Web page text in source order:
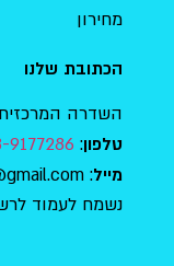
מחירון
הכתובת שלנו
השדרה המרכזית 15 , מודיעין-מכבים-
טלפון:
9177286
מייל: mishkafaim.ad.habait@gmail.com
נשמח לעמוד